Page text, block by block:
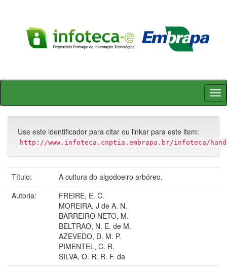
Skip
Use este identificador para citar ou linkar para este item:
http://www.infoteca.cnptia.embrapa.br/infoteca/
Título:
A cultura do algodoeiro arbóreo.
Autoria:
FREIRE, E. C.
MOREIRA, J de A. N.
BARREIRO NETO, M.
BELTRAO, N. E. de M.
AZEVEDO, D. M. P.
PIMENTEL, C. R.
SILVA, O. R. R. F. da